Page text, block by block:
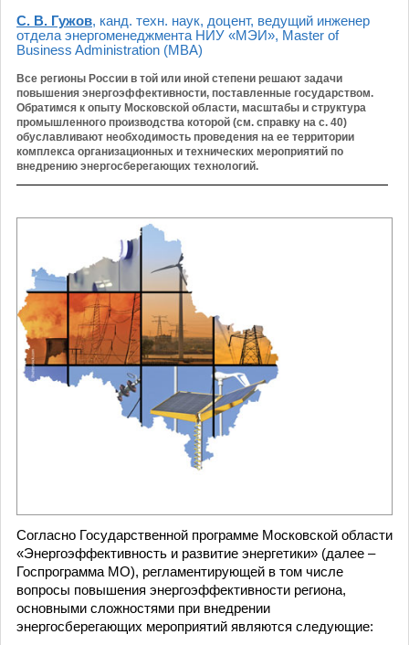
С. В. Гужов, канд. техн. наук, доцент, ведущий инженер
отдела энергоменеджмента НИУ «МЭИ», Master of
Business Administration (MBA)
Все регионы России в той или иной степени решают задачи
повышения энергоэффективности, поставленные государством.
Обратимся к опыту Московской области, масштабы и структура
промышленного производства которой (см. справку на с. 40)
обуславливают необходимость проведения на ее территории
комплекса организационных и технических мероприятий по
внедрению энергосберегающих технологий.
Согласно Государственной программе Московской области
«Энергоэффективность и развитие энергетики» (далее –
Госпрограмма МО), регламентирующей в том числе
вопросы повышения энергоэффективности региона,
основными сложностями при внедрении
энергосберегающих мероприятий являются следующие: